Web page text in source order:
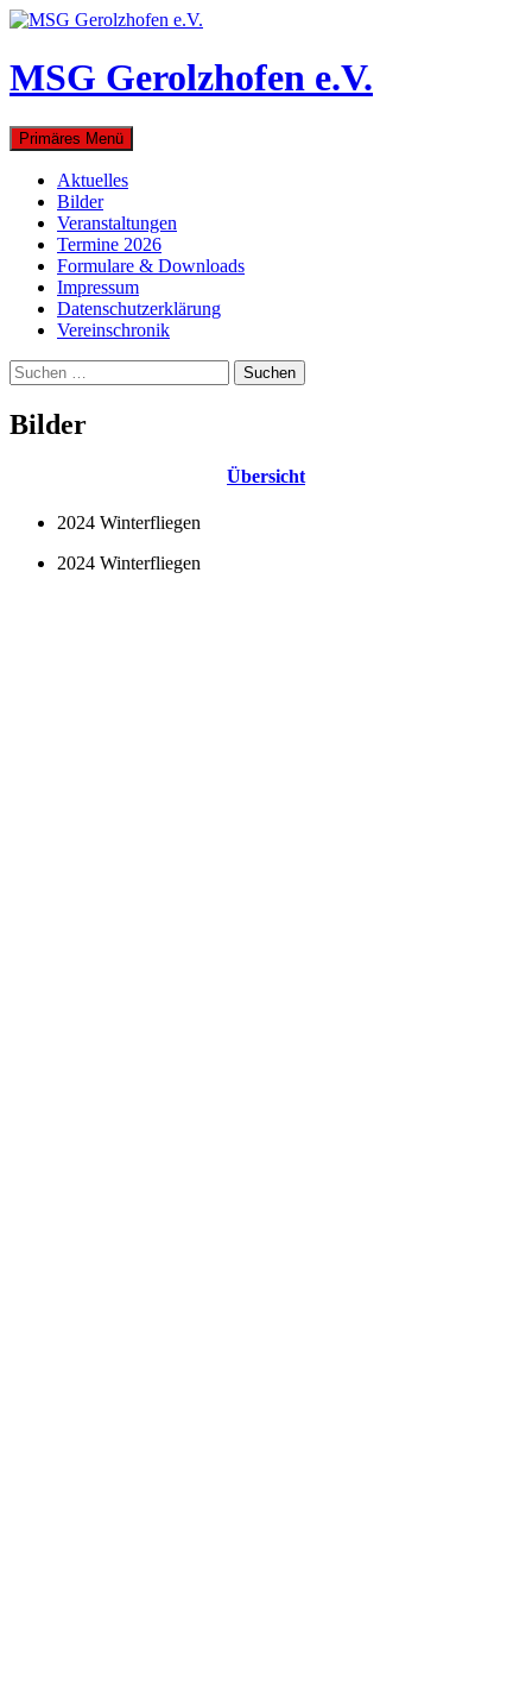
Zum
springen
MSG Gerolzhofen e.V.
Suchen
Primäres Menü
Aktuelles
Bilder
Veranstaltungen
Termine 2026
Formulare & Downloads
Impressum
Datenschutzerklärung
Vereinschronik
Suchen
nach:
Bilder
Übersicht
2024 Winterfliegen
2024 Winterfliegen